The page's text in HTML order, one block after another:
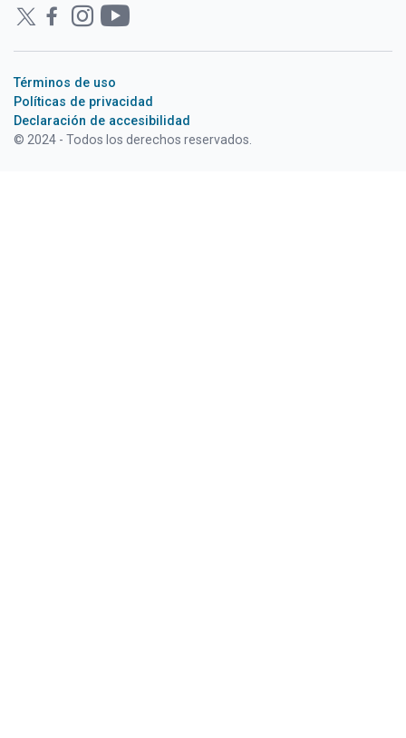
CECOED
Remates Judiciales
Espacio Emprendedores y Empresas
Mascotas en Adopción
© 2024 - Todos los derechos reservados.
Términos de uso
Políticas de privacidad
Declaración de accesibilidad